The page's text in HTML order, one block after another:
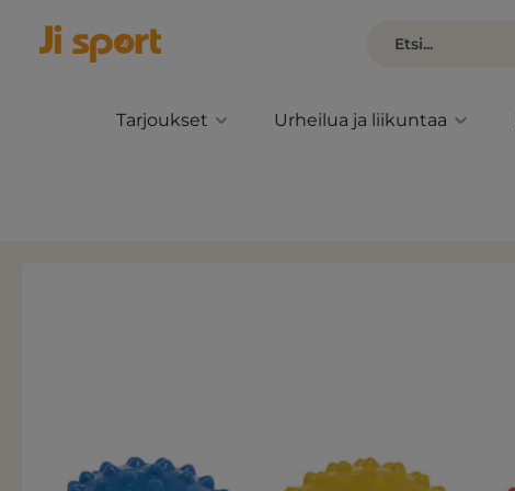
Tarjoukset Urheilua ja liikuntaa